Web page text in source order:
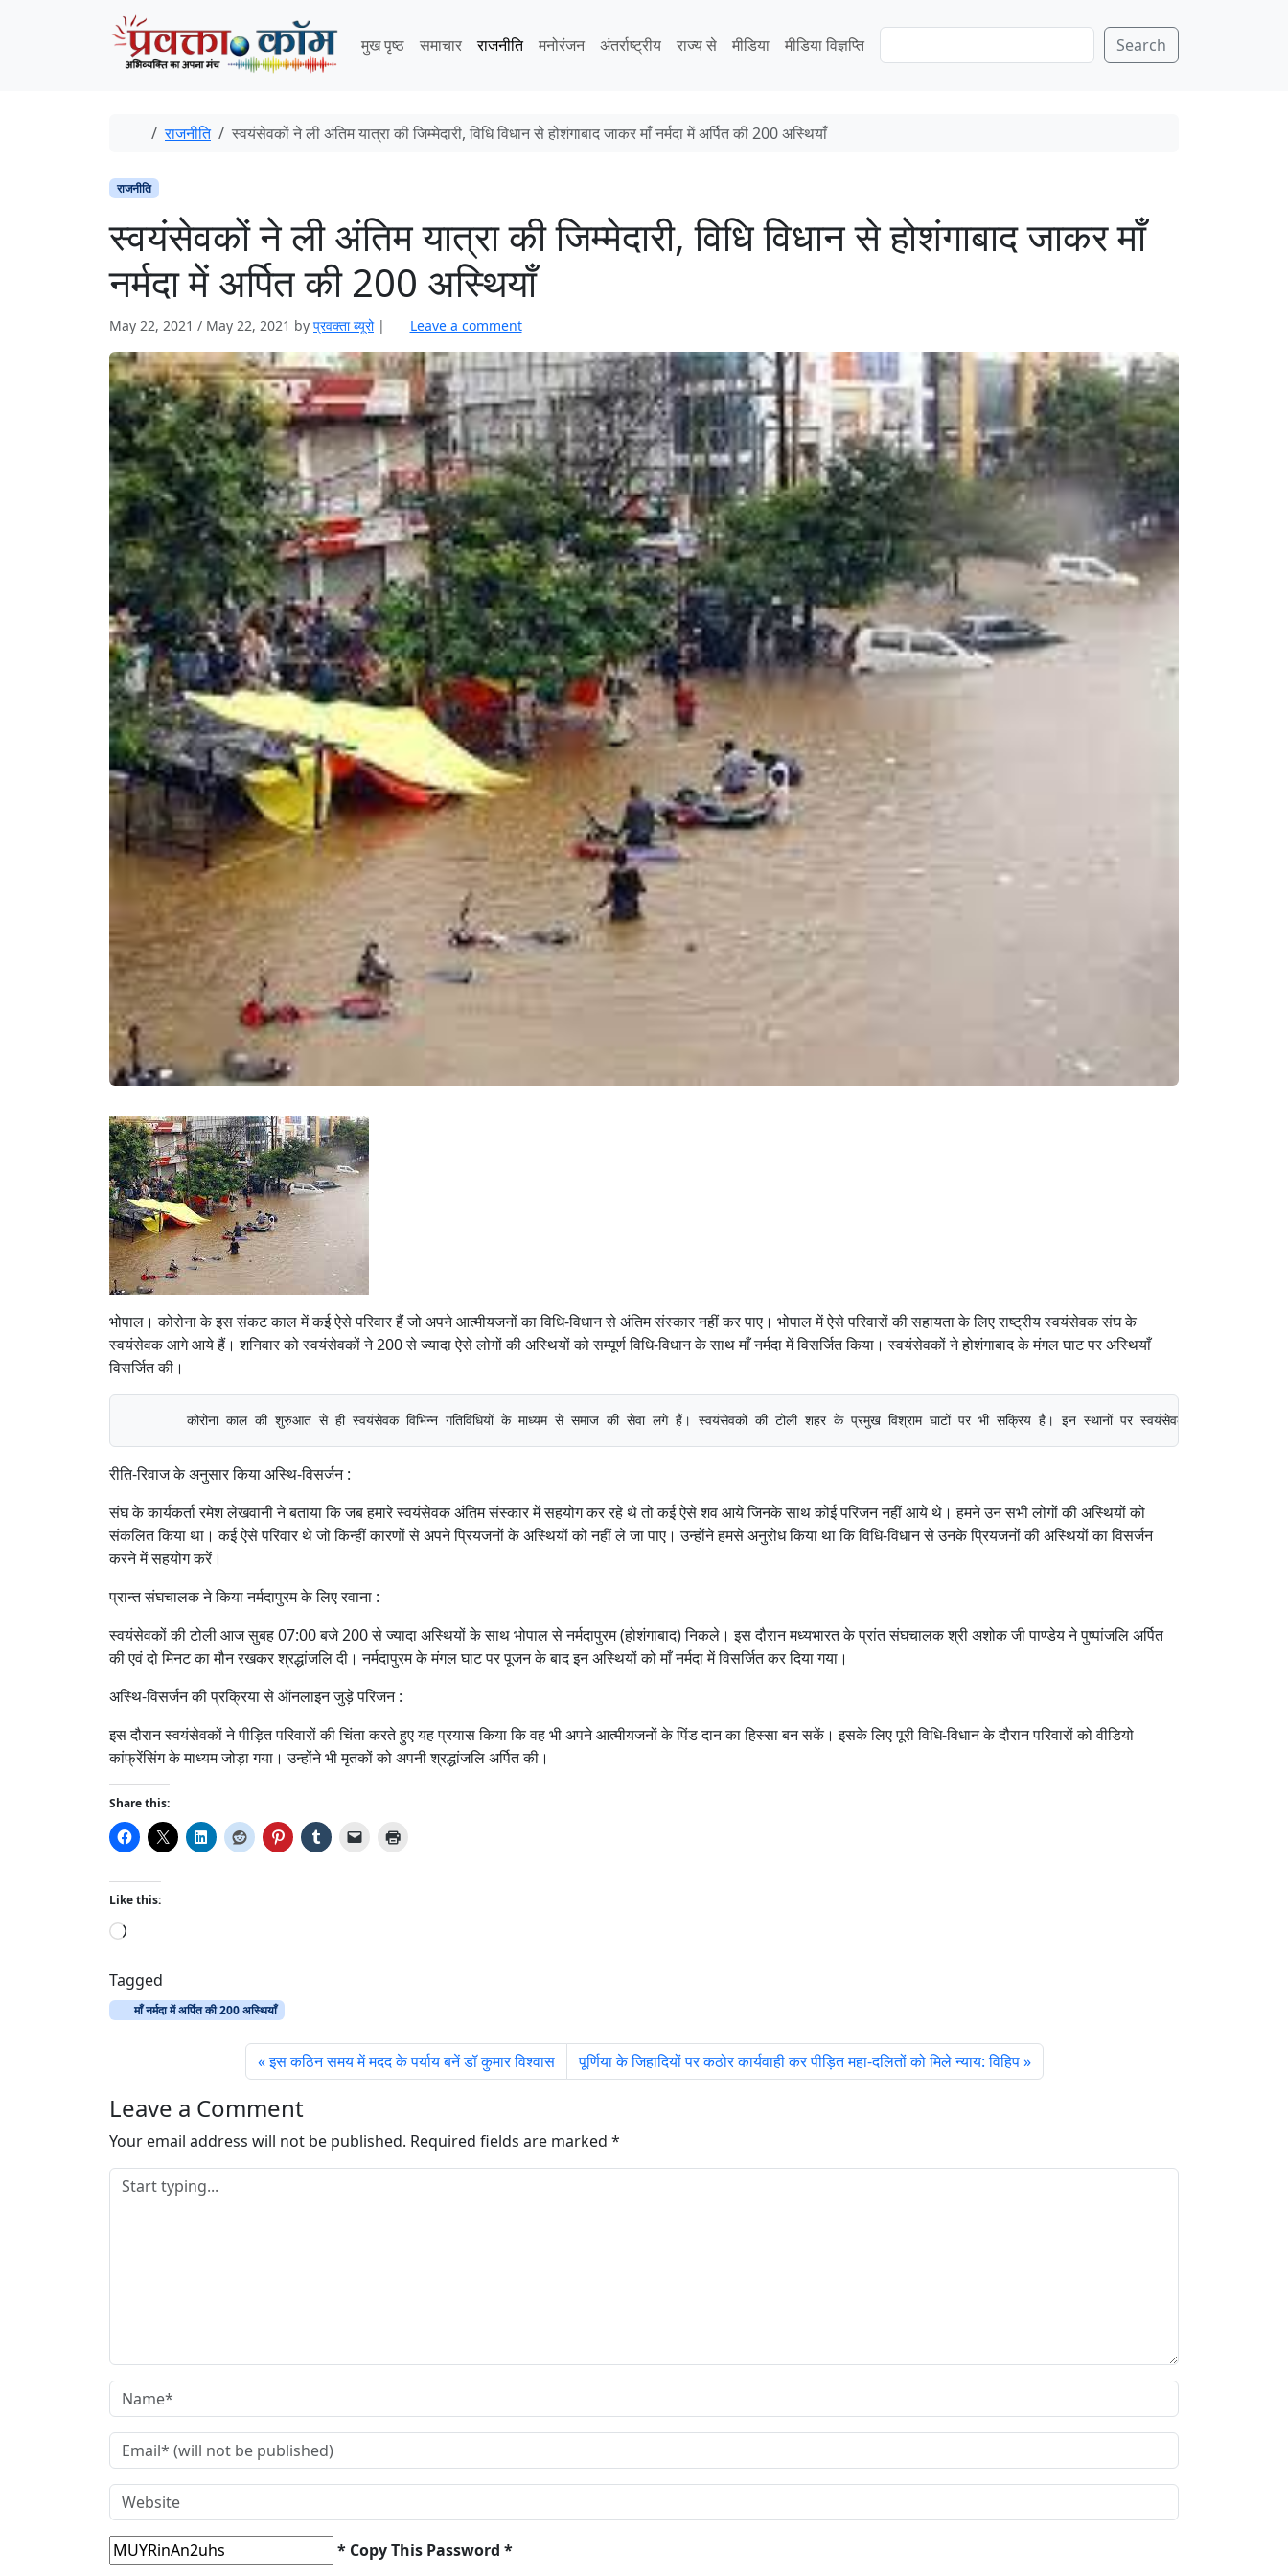
मुख पृष्ठ
समाचार राजनीति मनोरंजन अंतर्राष्ट्रीय राज्य से मीडिया मीडिया विज्ञप्ति
e
Search
Home
राजनीति स्वयंसेवकों ने ली अंतिम यात्रा की जिम्मेदारी, विधि विधान से होशंगाबाद जाकर माँ नर्मदा में अर्पित की 200 अस्थियाँ
राजनीति
स्वयंसेवकों ने ली अंतिम यात्रा की जिम्मेदारी, विधि विधान से होशंगाबाद जाकर माँ
नर्मदा में अर्पित की 200 अस्थियाँ
May 22, 2021 / May 22, 2021 by प्रवक्‍ता ब्यूरो | Leave a comment
भोपाल। कोरोना के इस संकट काल में कई ऐसे परिवार हैं जो अपने आत्मीयजनों का विधि-विधान से अंतिम संस्कार नहीं कर पाए। भोपाल में ऐसे परिवारों की सहायता के लिए राष्ट्रीय स्वयंसेवक संघ के
स्वयंसेवक आगे आये हैं। शनिवार को स्वयंसेवकों ने 200 से ज्यादा ऐसे लोगों की अस्थियों को सम्पूर्ण विधि-विधान के साथ माँ नर्मदा में विसर्जित किया। स्वयंसेवकों ने होशंगाबाद के मंगल घाट पर अस्थियाँ
विसर्जित की।
कोरोना काल की शुरुआत से ही स्वयंसेवक विभिन्न गतिविधियों के माध्यम से समाज की सेवा लगे हैं। स्वयंसेवकों की टोली शहर के प्रमुख विश्राम घाटों पर भी सक्रिय है। इन स्थानों पर स्वयंसेवक साफ़ सफाई,
रीति-रिवाज के अनुसार किया अस्थि-विसर्जन :
संघ के कार्यकर्ता रमेश लेखवानी ने बताया कि जब हमारे स्वयंसेवक अंतिम संस्कार में सहयोग कर रहे थे तो कई ऐसे शव आये जिनके साथ कोई परिजन नहीं आये थे। हमने उन सभी लोगों की अस्थियों को
संकलित किया था। कई ऐसे परिवार थे जो किन्हीं कारणों से अपने प्रियजनों के अस्थियों को नहीं ले जा पाए। उन्होंने हमसे अनुरोध किया था कि विधि-विधान से उनके प्रियजनों की अस्थियों का विसर्जन
करने में सहयोग करें।
प्रान्त संघचालक ने किया नर्मदापुरम के लिए रवाना :
स्वयंसेवकों की टोली आज सुबह 07:00 बजे 200 से ज्यादा अस्थियों के साथ भोपाल से नर्मदापुरम (होशंगाबाद) निकले। इस दौरान मध्यभारत के प्रांत संघचालक श्री अशोक जी पाण्डेय ने पुष्पांजलि अर्पित
की एवं दो मिनट का मौन रखकर श्रद्धांजलि दी। नर्मदापुरम के मंगल घाट पर पूजन के बाद इन अस्थियों को माँ नर्मदा में विसर्जित कर दिया गया।
अस्थि-विसर्जन की प्रक्रिया से ऑनलाइन जुड़े परिजन :
इस दौरान स्वयंसेवकों ने पीड़ित परिवारों की चिंता करते हुए यह प्रयास किया कि वह भी अपने आत्मीयजनों के पिंड दान का हिस्सा बन सकें। इसके लिए पूरी विधि-विधान के दौरान परिवारों को वीडियो
कांफ्रेंसिंग के माध्यम जोड़ा गया। उन्होंने भी मृतकों को अपनी श्रद्धांजलि अर्पित की।
Share this:
Like this:
L
a
d
i
Tagged
माँ नर्मदा में अर्पित की 200 अस्थियाँ
इस कठिन समय में मदद के पर्याय बनें डॉ कुमार विश्वास पूर्णिया के जिहादियों पर कठोर कार्यवाही कर पीड़ित महा-दलितों को मिले न्याय: विहिप
Leave a Comment
Your email address will not be published. Required fields are marked *
* Copy This Password *